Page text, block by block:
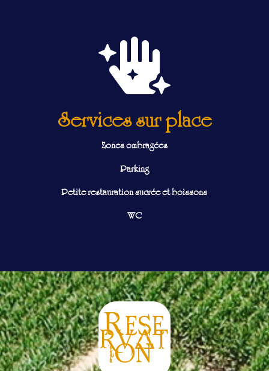

Services sur place
Zones ombragées
Parking
Petite restauration sucrée et boissons
WC
Rese
rvat
ion: